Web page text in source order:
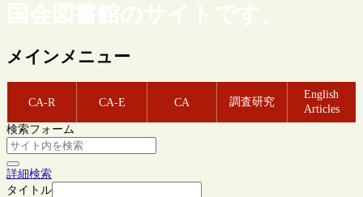
国会図書館のサイトです。
メインメニュー
CA-R CA-E CA 調査研究
English
Articles
検索フォーム
詳細検索
タイトル